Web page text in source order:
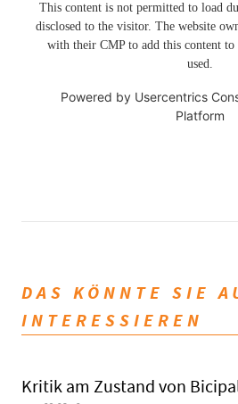
This content is not permitted to load
disclosed to the visitor. The website
with their CMP to add this content
used.
Powered by Usercentrics
Platform
DAS KÖNNTE SIE
INTERESSIEREN
Kritik am Zustand von